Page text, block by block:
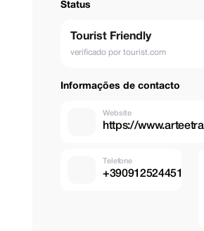
Status
Tourist Friendly
verificado por tourist.com
Informações de contacto
Website
https://
Telefone
+390912524451